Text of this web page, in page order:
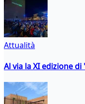
Attualità
Al via la XI edizione